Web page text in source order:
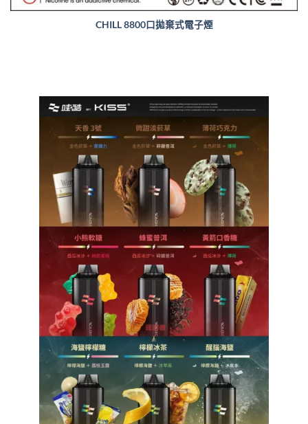
CHILL 8800口拋棄式電子煙